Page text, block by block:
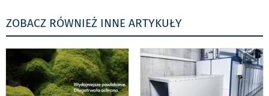
ZOBACZ RÓWNIEŻ INNE ARTYKUŁY